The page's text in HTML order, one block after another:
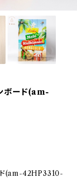
ボード(am-
ド(am-42HP3310-